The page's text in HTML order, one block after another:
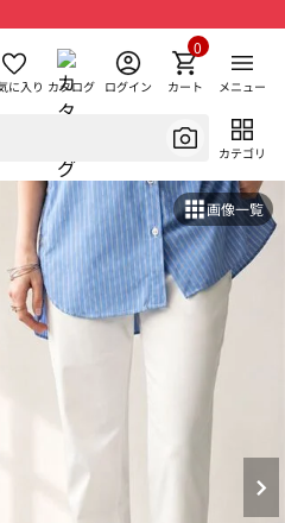
に入り カタログ ログイン カート
0
メニュー
カテゴリ
画像一覧